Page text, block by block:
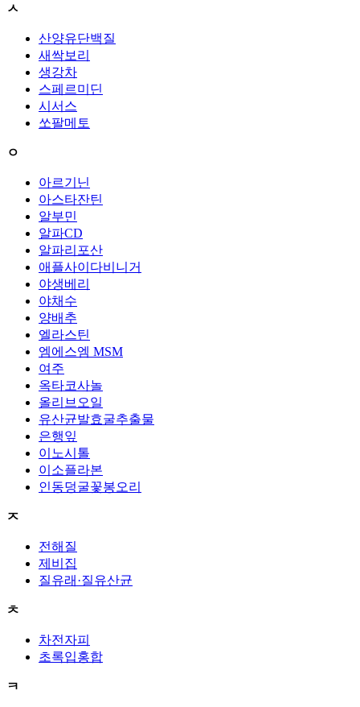
ㅅ
산양유단백질
새싹보리
생강차
스페르미딘
시서스
쏘팔메토
ㅇ
아르기닌
아스타잔틴
알부민
알파CD
알파리포산
애플사이다비니거
야생베리
야채수
양배추
엘라스틴
엠에스엠 MSM
여주
옥타코사놀
올리브오일
유산균발효굴추출물
은행잎
이노시톨
이소플라본
인동덩굴꽃봉오리
ㅈ
전해질
제비집
질유래·질유산균
ㅊ
차전자피
초록입홍합
ㅋ